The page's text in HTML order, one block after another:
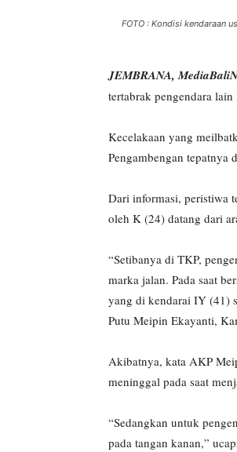
FOTO : Kondisi kendaraan
JEMBRANA,
tertabrak pengendara
Kecelakaan yang
Pengambengan tepatnya
Dari informasi, peristiwa
oleh K (24) datang dari
“Setibanya di TKP,
marka jalan. Pada saat
yang di kendarai IY (41)
Putu Meipin Ekayanti,
Akibatnya, kata AKP
meninggal pada saat
“Sedangkan untuk
pada tangan kanan,”